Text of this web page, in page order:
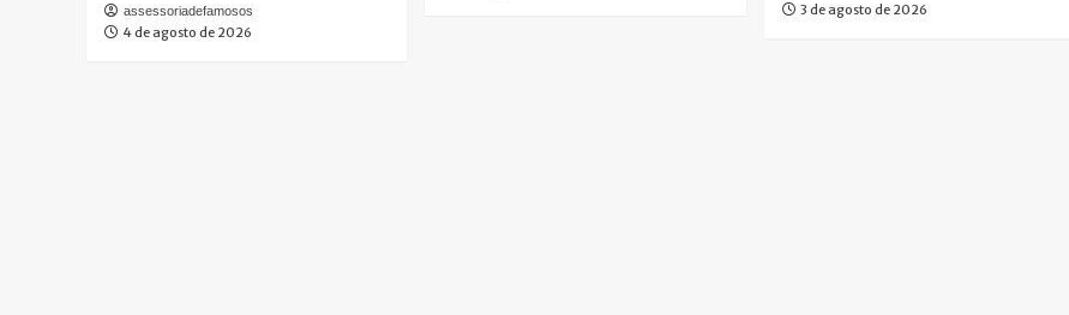
assessoriadefamosos
4 de agosto de 2026
3 de agosto de 2026